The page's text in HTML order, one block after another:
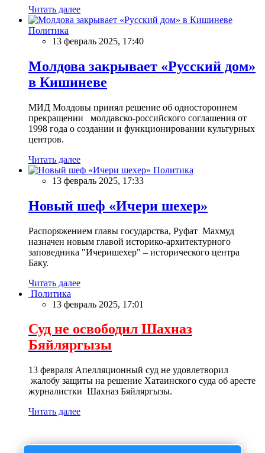
Читать далее
Политика
13 февраль 2025, 17:40
Молдова закрывает «Русский дом»
в Кишиневе
МИД Молдовы принял решение об одностороннем
прекращении молдавско-российского соглашения от
1998 года о создании и функционировании культурных
центров.
Читать далее
Политика
13 февраль 2025, 17:33
Новый шеф «Ичери шехер»
Распоряжением главы государства, Руфат Махмуд
назначен новым главой историко-архитектурного
заповедника "Ичеришехер" – исторического центра
Баку.
Читать далее
Политика
13 февраль 2025, 17:01
Суд не освободил Шахназ
Бяйляргызы
13 февраля Апелляционный суд не удовлетворил
жалобу защиты на решение Хатаинского суда об аресте
журналистки Шахназ Бяйляргызы.
Читать далее